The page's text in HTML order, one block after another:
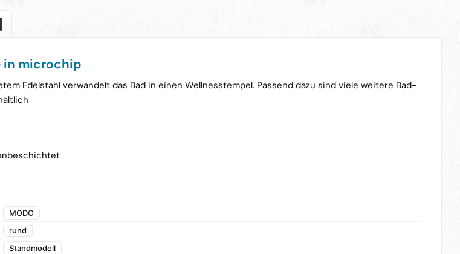
in microchip
Edelstahl verwandelt das Bad in einen Wellnesstempel. Passend dazu sind viele weitere Bad-
MODO
rund
Standmodell